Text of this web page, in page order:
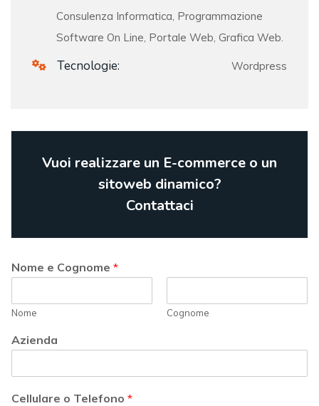
Consulenza Informatica, Programmazione
Software On Line, Portale Web, Grafica Web.
Tecnologie: Wordpress
Vuoi realizzare un E-commerce o un
sitoweb dinamico?
Contattaci
Nome e Cognome *
Nome Cognome
Azienda
Cellulare o Telefono *